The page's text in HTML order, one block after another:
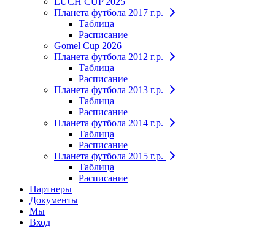
Планета футбола 2017 г.р.
Таблица
Расписание
Gomel Cup 2026
Планета футбола 2012 г.р.
Таблица
Расписание
Планета футбола 2013 г.р.
Таблица
Расписание
Планета футбола 2014 г.р.
Таблица
Расписание
Планета футбола 2015 г.р.
Таблица
Расписание
Партнеры
Документы
Мы
Вход